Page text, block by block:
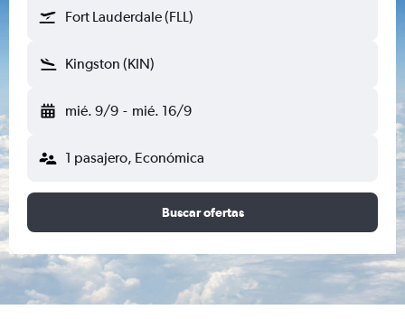
Fort Lauderdale (FLL)
Kingston (KIN)
mié. 9/9 - mié. 16/9
1 pasajero, Económica
Buscar ofertas